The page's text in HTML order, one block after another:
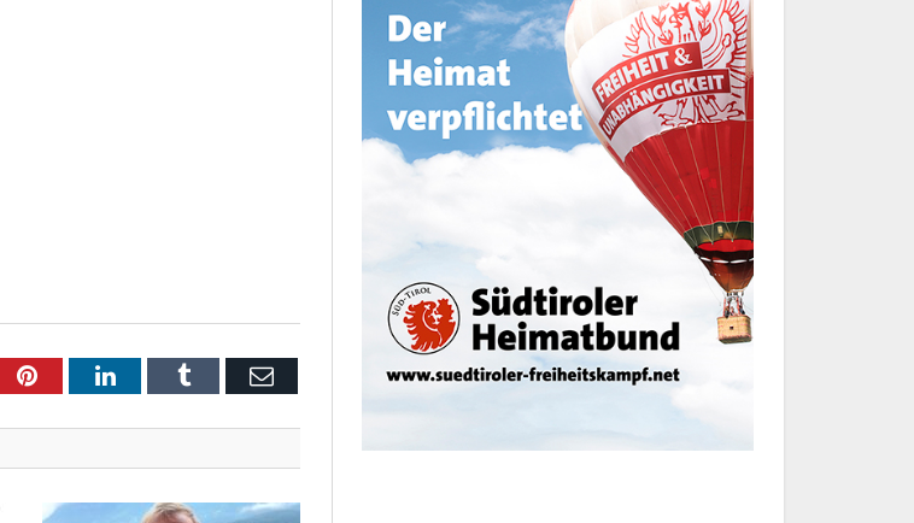
PinterestLinkedInTumblr Email